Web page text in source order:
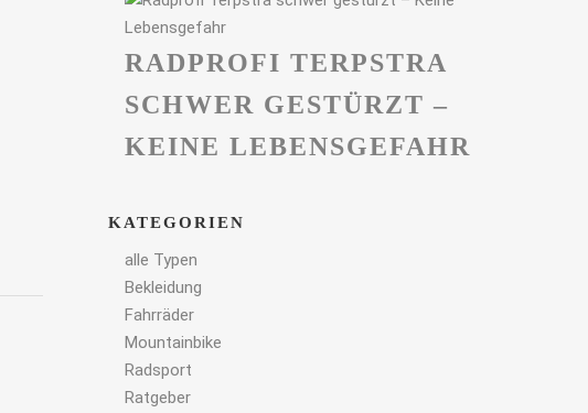
RADPROFI TERPSTRA
SCHWER GESTÜRZT –
KEINE LEBENSGEFAHR
KATEGORIEN
alle Typen
Bekleidung
Fahrräder
Mountainbike
Radsport
Ratgeber